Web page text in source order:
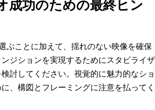
成功のための最終ヒン
ぶことに加えて、揺れのない映像を確保
ジションを実現するためにスタビライザ
討してください。視覚的に魅力的なショ
、構図とフレーミングに注意を払ってく